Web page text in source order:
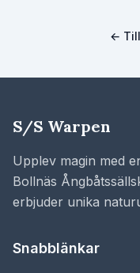
←
S/S Warpen
Upplev magin med
Bollnäs
erbjuder unika
Snabblänkar